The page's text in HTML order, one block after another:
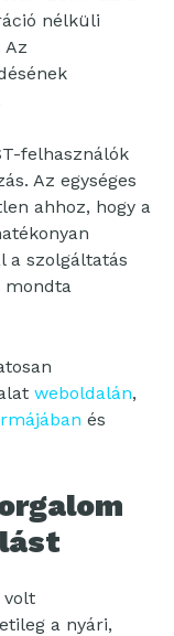
nélküli
Az
felhasználók
Az egységes
ahhoz, hogy a
a szolgáltatás
mondta
weboldalán,
és
volt
a nyári,